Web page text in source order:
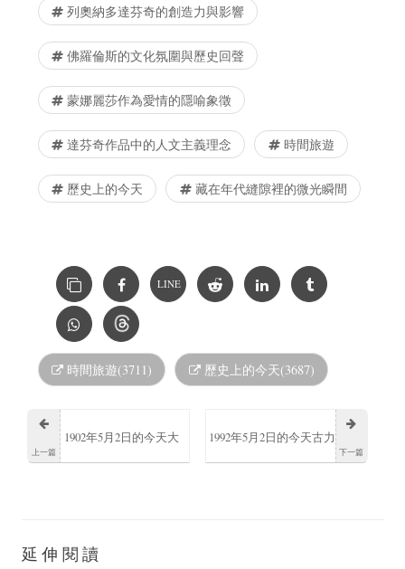
列奧納多達芬奇的創造力與影響
佛羅倫斯的文化氛圍與歷史回聲
蒙娜麗莎作為愛情的隱喻象徵
達芬奇作品中的人文主義理念 時間旅遊
歷史上的今天 藏在年代縫隙裡的微光瞬間
LINE
時間旅遊(3711) 歷史上的今天(3687)
上一篇
1902年5月2日的今天大
下一篇
1992年5月2日的今天古力
延伸閱讀